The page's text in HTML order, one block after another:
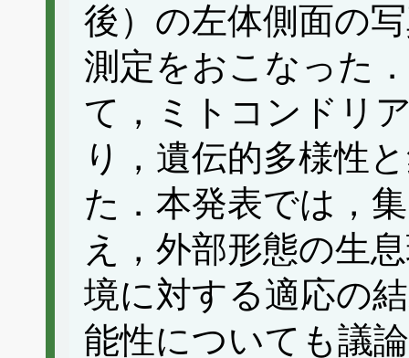
後）の左体側面の
測定をおこなった
て，ミトコンドリ
り，遺伝的多様性
た．本発表では，
え，外部形態の生
境に対する適応の
能性についても議